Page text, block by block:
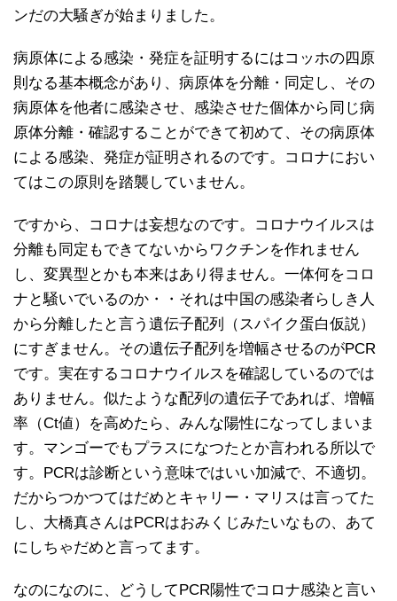
ンだの大騒ぎが始まりました。
病原体による感染・発症を証明するにはコッホの四原
則なる基本概念があり、病原体を分離・同定し、その
病原体を他者に感染させ、感染させた個体から同じ病
原体分離・確認することができて初めて、その病原体
による感染、発症が証明されるのです。コロナにおい
てはこの原則を踏襲していません。
ですから、コロナは妄想なのです。コロナウイルスは
分離も同定もできてないからワクチンを作れません
し、変異型とかも本来はあり得ません。一体何をコロ
ナと騒いでいるのか・・それは中国の感染者らしき人
から分離したと言う遺伝子配列（スパイク蛋白仮説）
にすぎません。その遺伝子配列を増幅させるのがPCR
です。実在するコロナウイルスを確認しているのでは
ありません。似たような配列の遺伝子であれば、増幅
率（Ct値）を高めたら、みんな陽性になってしまいま
す。マンゴーでもプラスになつたとか言われる所以で
す。PCRは診断という意味ではいい加減で、不適切。
だからつかつてはだめとキャリー・マリスは言ってた
し、大橋真さんはPCRはおみくじみたいなもの、あて
にしちゃだめと言ってます。
なのになのに、どうしてPCR陽性でコロナ感染と言い